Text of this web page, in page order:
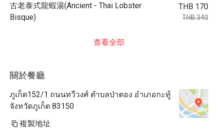
古老泰式龍蝦湯(Ancient - Thai Lobster
Bisque)
THB 170
THB 340
查看全部
關於餐廳
ภูเก็ต152/1 ถนนทวีวงศ์ ตำบลป่าตอง อำเภอกะทู้
จังหวัดภูเก็ต 83150
複製地址